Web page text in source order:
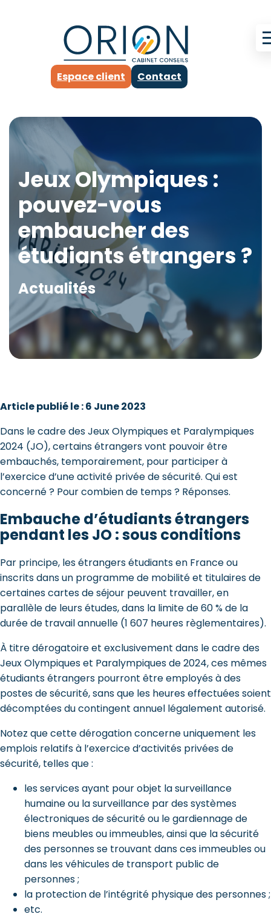
Espace client Contact
Jeux Olympiques :
pouvez-vous
embaucher des
étudiants étrangers ?
Actualités
Article publié le : 6 June 2023
Dans le cadre des Jeux Olympiques et Paralympiques
2024 (JO), certains étrangers vont pouvoir être
embauchés, temporairement, pour participer à
l’exercice d’une activité privée de sécurité. Qui est
concerné ? Pour combien de temps ? Réponses.
Embauche d’étudiants étrangers
pendant les JO : sous conditions
Par principe, les étrangers étudiants en France ou
inscrits dans un programme de mobilité et titulaires de
certaines cartes de séjour peuvent travailler, en
parallèle de leurs études, dans la limite de 60 % de la
durée de travail annuelle (1 607 heures règlementaires).
À titre dérogatoire et exclusivement dans le cadre des
Jeux Olympiques et Paralympiques de 2024, ces mêmes
étudiants étrangers pourront être employés à des
postes de sécurité, sans que les heures effectuées soient
décomptées du contingent annuel légalement autorisé.
Notez que cette dérogation concerne uniquement les
emplois relatifs à l’exercice d’activités privées de
sécurité, telles que :
les services ayant pour objet la surveillance
humaine ou la surveillance par des systèmes
électroniques de sécurité ou le gardiennage de
biens meubles ou immeubles, ainsi que la sécurité
des personnes se trouvant dans ces immeubles ou
dans les véhicules de transport public de
personnes ;
la protection de l’intégrité physique des personnes ;
etc.